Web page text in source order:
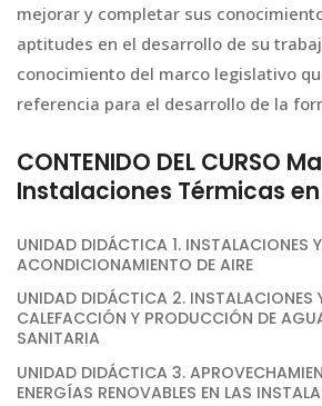
mejorar y completar sus
aptitudes en el desarrollo de su
conocimiento del marco legislativo
referencia para el desarrollo de la
CONTENIDO DEL CURSO
Instalaciones Térmicas
UNIDAD DIDÁCTICA 1. INSTALACIONES
ACONDICIONAMIENTO DE AIRE
UNIDAD DIDÁCTICA 2. INSTALACIONES
CALEFACCIÓN Y PRODUCCIÓN DE
SANITARIA
UNIDAD DIDÁCTICA 3.
ENERGÍAS RENOVABLES EN LAS